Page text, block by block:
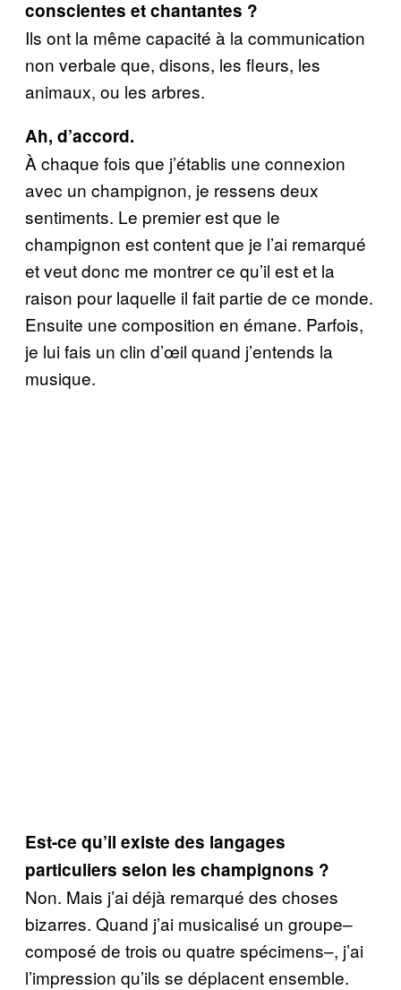
conscientes et chantantes ?
Ils ont la même capacité à la communication
non verbale que, disons, les fleurs, les
animaux, ou les arbres.
Ah, d’accord.
À chaque fois que j’établis une connexion
avec un champignon, je ressens deux
sentiments. Le premier est que le
champignon est content que je l’ai remarqué
et veut donc me montrer ce qu’il est et la
raison pour laquelle il fait partie de ce monde.
Ensuite une composition en émane. Parfois,
je lui fais un clin d’œil quand j’entends la
musique.
Est-ce qu’il existe des langages
particuliers selon les champignons ?
Non. Mais j’ai déjà remarqué des choses
bizarres. Quand j’ai musicalisé un groupe–
composé de trois ou quatre spécimens–, j’ai
l’impression qu’ils se déplacent ensemble.